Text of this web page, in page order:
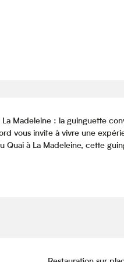
La Madeleine : la guinguette
vous invite à vivre une
Quai à La Madeleine, cette